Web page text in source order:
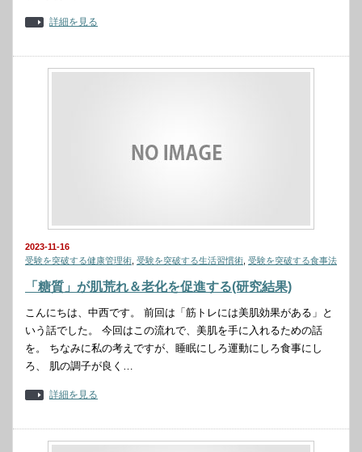
詳細を見る
2023-11-16
受験を突破する健康管理術 受験を突破する生活習慣術 受験を突破する食事法
「糖質」が肌荒れ＆老化を促進する(研究結果)
こんにちは、中西です。 前回は「筋トレには美肌効果がある」と
いう話でした。 今回はこの流れで、美肌を手に入れるための話
を。 ちなみに私の考えですが、睡眠にしろ運動にしろ食事にし
ろ、 肌の調子が良く…
詳細を見る